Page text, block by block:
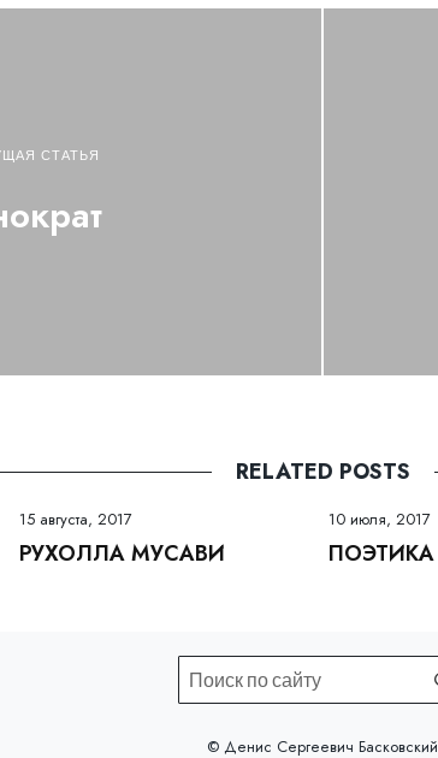
СТАТЬЯ
RELATED POSTS
15 августа, 2017
РУХОЛЛА МУСАВИ
10 июля, 2017
ПОЭТИКА
©️ Денис Сергеевич Басковский